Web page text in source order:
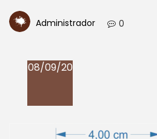
Administrador 0
08/09/20